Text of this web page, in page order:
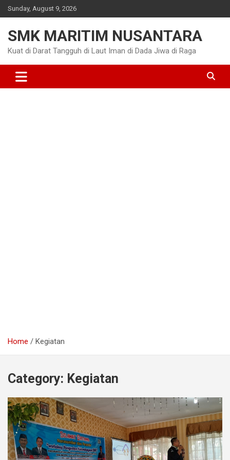
Skip
to
Sunday, August 9, 2026
SMK MARITIM NUSANTARA
Kuat di Darat Tangguh di Laut Iman di Dada Jiwa di Raga
Home Kegiatan
Category: Kegiatan